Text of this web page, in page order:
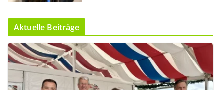
Aktuelle Beiträge